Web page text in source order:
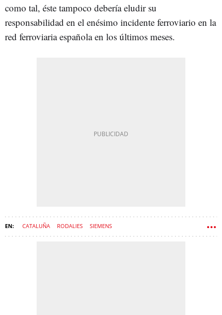
como tal, éste tampoco debería eludir su
responsabilidad en el enésimo incidente ferroviario en la
red ferroviaria española en los últimos meses.
CATALUÑA RODALIES SIEMENS